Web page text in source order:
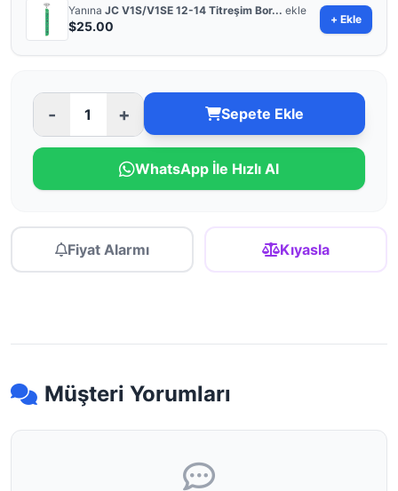
Yanına JC V1S/V1SE 12-14 Titreşim Bor... ekle
$25.00 + Ekle
- + Sepete Ekle
WhatsApp İle Hızlı Al
Fiyat Alarmı Kıyasla
Müşteri Yorumları